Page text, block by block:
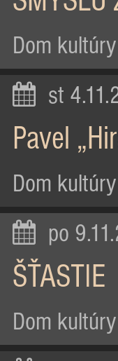
Dom kultúry
st
Pavel
Dom kultúry
po
ŠŤASTIE
Dom kultúry